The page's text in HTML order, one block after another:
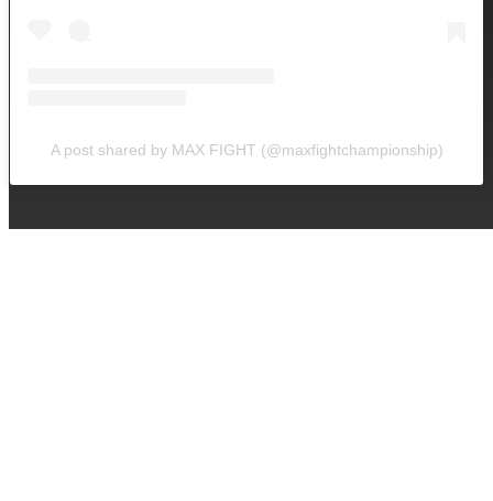
A post shared by MAX FIGHT (@maxfightchampionship)